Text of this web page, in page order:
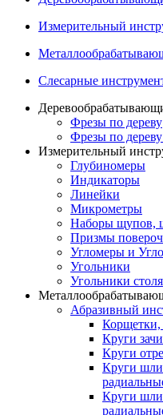
Измерительный
Слесарные
Фрезы по дереву
Фрезы по
Измерительный
Глубиномеры
Индикаторы
Линейки
Микрометры
Наборы щупов,
Призмы
Угломеры и
Угольники
Угольники
Абразивный
Круги
Круги
Круги
Круги